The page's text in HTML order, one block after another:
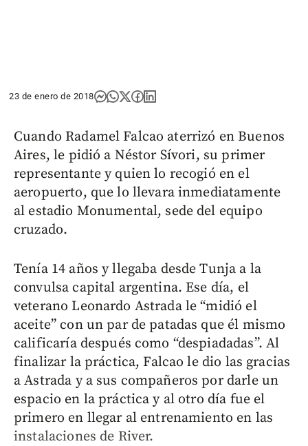
23 de enero de 2018
Cuando Radamel Falcao aterrizó en Buenos
Aires, le pidió a Néstor Sívori, su primer
representante y quien lo recogió en el
aeropuerto, que lo llevara inmediatamente
al estadio Monumental, sede del equipo
cruzado.
Tenía 14 años y llegaba desde Tunja a la
convulsa capital argentina. Ese día, el
veterano Leonardo Astrada le “midió el
aceite” con un par de patadas que él mismo
calificaría después como “despiadadas”. Al
finalizar la práctica, Falcao le dio las gracias
a Astrada y a sus compañeros por darle un
espacio en la práctica y al otro día fue el
primero en llegar al entrenamiento en las
instalaciones de River.